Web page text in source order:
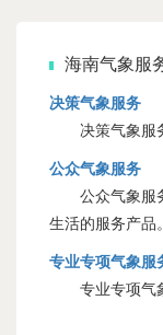
海南气象服
决策气象服务
决策气象服务
公众气象服务
公众气象服务
生活的服务产品。
专业专项气象服
专业专项气象